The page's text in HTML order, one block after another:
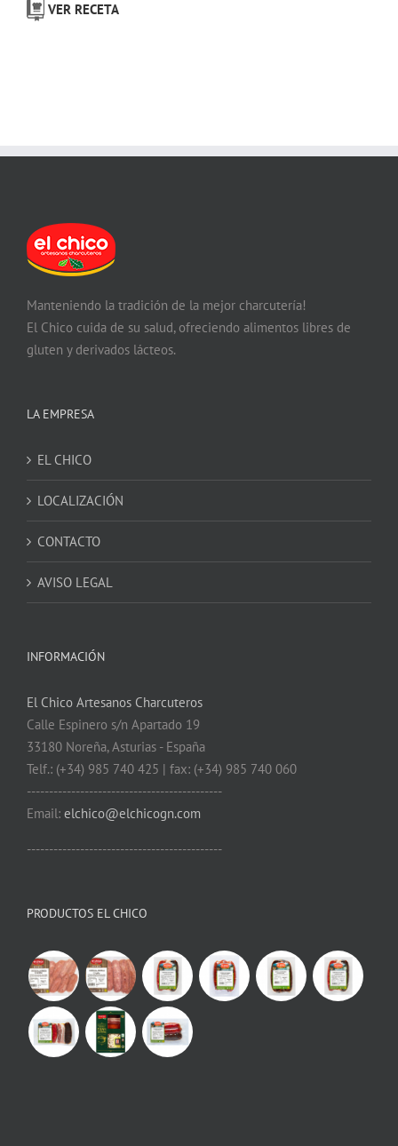
VER RECETA
Manteniendo la tradición de la mejor charcutería!
El Chico cuida de su salud, ofreciendo alimentos libres de
gluten y derivados lácteos.
LA EMPRESA
EL CHICO
LOCALIZACIÓN
CONTACTO
AVISO LEGAL
INFORMACIÓN
El Chico Artesanos Charcuteros
Calle Espinero s/n Apartado 19
33180 Noreña, Asturias - España
Telf.: (+34) 985 740 425 | fax: (+34) 985 740 060
--------------------------------------------
Email: elchico@elchicogn.com
--------------------------------------------
PRODUCTOS EL CHICO